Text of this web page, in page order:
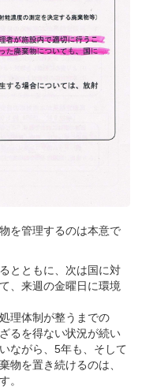
を管理するのは本意で
とともに、次は国に対
、来週の金曜日に環境
理体制が整うまでの
るを得ない状況が続い
ながら、5年も、そして
物を置き続けるのは、
。